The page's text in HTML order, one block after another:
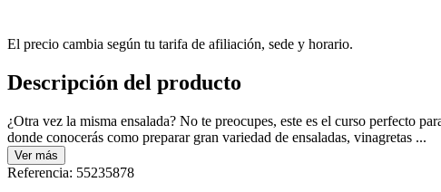
El precio cambia según tu tarifa de afiliación, sede y horario.
Descripción del producto
¿Otra vez la misma ensalada? No te preocupes, este es el curso perfecto
donde conocerás como preparar gran variedad de ensaladas, vinagretas ...
Ver más
Referencia: 55235878